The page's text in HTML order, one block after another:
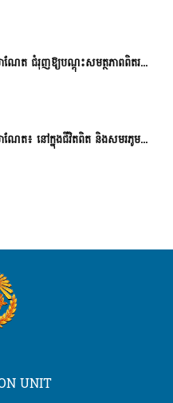
ែត ជំរុញឱ្យបណ្តុះសមត្ថភាពពិតរ...
ែត៖ នៅក្នុងជីវិតពិត និងសមរភូម...
UNIT